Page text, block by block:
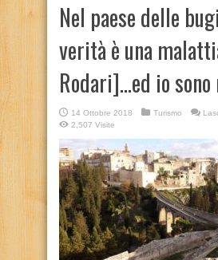
Nel paese delle
verità è una
Rodari]…ed io sono
14 Ottobre 2018 Turismo
2,507 Visite